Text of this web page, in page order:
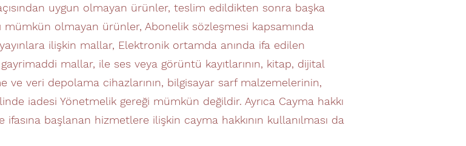
uygun olmayan ürünler, teslim edildikten sonra başka
mümkün olmayan ürünler, Abonelik sözleşmesi kapsamında
ilişkin mallar, Elektronik ortamda anında ifa edilen
mallar, ile ses veya görüntü kayıtlarının, kitap, dijital
ve veri depolama cihazlarının, bilgisayar sarf malzemelerinin,
iadesi Yönetmelik gereği mümkün değildir. Ayrıca Cayma hakkı
başlanan hizmetlere ilişkin cayma hakkının kullanılması da